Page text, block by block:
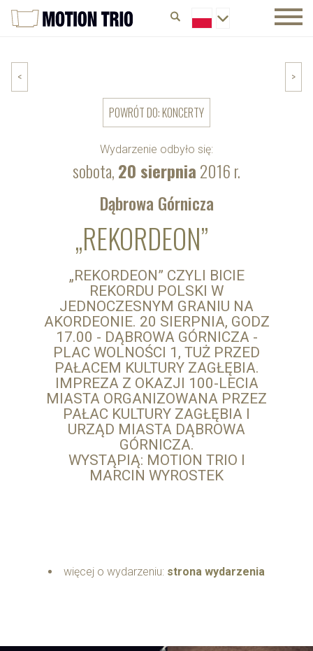
Wydarzenie odbyło się:
sobota,20 sierpnia2016 r.
< >
POWRÓT DO: KONCERTY
Dąbrowa Górnicza
„REKORDEON”
„REKORDEON” CZYLI BICIE
REKORDU POLSKI W
JEDNOCZESNYM GRANIU NA
AKORDEONIE. 20 SIERPNIA, GODZ
17.00 - DĄBROWA GÓRNICZA -
PLAC WOLNOŚCI 1, TUŻ PRZED
PAŁACEM KULTURY ZAGŁĘBIA.
IMPREZA Z OKAZJI 100-LECIA
MIASTA ORGANIZOWANA PRZEZ
PAŁAC KULTURY ZAGŁĘBIA I
URZĄD MIASTA DĄBROWA
GÓRNICZA.
WYSTĄPIĄ: MOTION TRIO I
MARCIN WYROSTEK
więcej o wydarzeniu: strona wydarzenia